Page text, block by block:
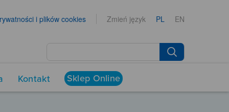
i plików cookies Zmień język PL EN
Kontakt Sklep Online